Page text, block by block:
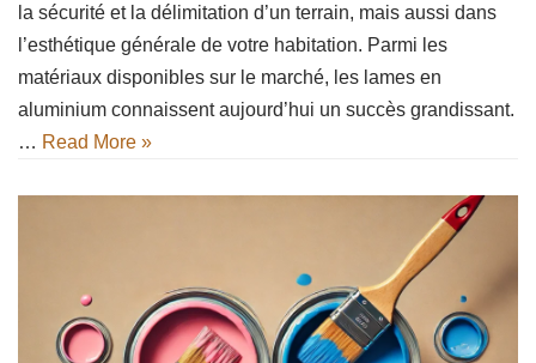
la sécurité et la délimitation d’un terrain, mais aussi dans
l’esthétique générale de votre habitation. Parmi les
matériaux disponibles sur le marché, les lames en
aluminium connaissent aujourd’hui un succès grandissant.
… Read More »